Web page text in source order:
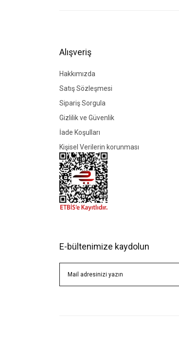
Ürün fiyatı diğer sitelerden daha pahalı.
Bu ürüne benzer farklı alternatifler olmalı.
Alışveriş
Hakkımızda
Satış Sözleşmesi
Sipariş Sorgula
Gizlilik ve Güvenlik
İade Koşulları
Kişisel Verilerin korunması
E-bültenimize kaydolun